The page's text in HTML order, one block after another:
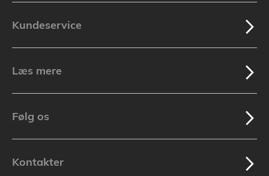
Kundeservice
Læs mere
Følg os
Kontakter